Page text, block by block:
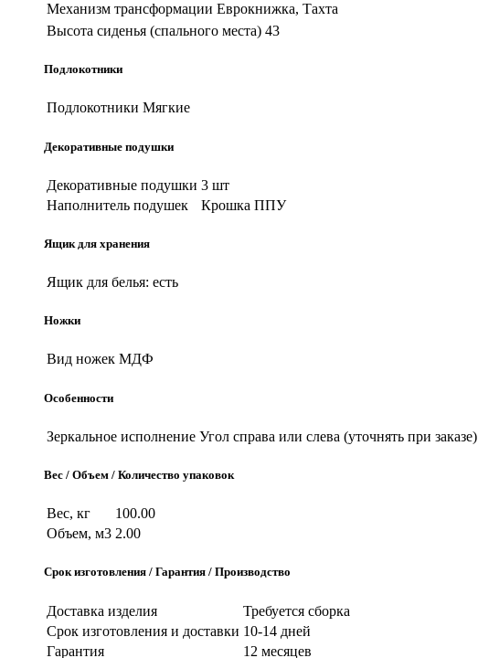
Механизм трансформации Еврокнижка, Тахта
Высота сиденья (спального места) 43
Подлокотники
Подлокотники Мягкие
Декоративные подушки
Декоративные подушки 3 шт
Наполнитель подушек
Крошка ППУ
Ящик для хранения
Ящик для белья: есть
Ножки
Вид ножек МДФ
Особенности
Зеркальное исполнение Угол справа или слева (уточнять при заказе)
Вес / Объем / Количество упаковок
Вес, кг
100.00
Объем, м3 2.00
Срок изготовления / Гарантия / Производство
Доставка изделия
Требуется сборка
Срок изготовления и доставки 10-14 дней
Гарантия
12 месяцев